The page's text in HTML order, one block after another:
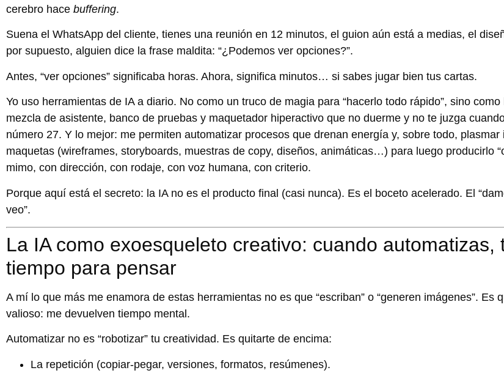
cerebro hace buffering.
Suena el WhatsApp del cliente, tienes una reunión en 12 minutos, el guion aún está a medias, el
por supuesto, alguien dice la frase maldita: “¿Podemos ver opciones?”.
Antes, “ver opciones” significaba horas. Ahora, significa minutos… si sabes jugar bien tus cartas.
Yo uso herramientas de IA a diario. No como un truco de magia para “hacerlo todo rápido”, sino
mezcla de asistente, banco de pruebas y maquetador hiperactivo que no duerme y no te juzga
número 27. Y lo mejor: me permiten automatizar procesos que drenan energía y, sobre todo, plasmar
maquetas (wireframes, storyboards, muestras de copy, diseños, animáticas…) para luego producirlo
mimo, con dirección, con rodaje, con voz humana, con criterio.
Porque aquí está el secreto: la IA no es el producto final (casi nunca). Es el boceto acelerado. El
veo”.
La IA como exoesqueleto creativo: cuando automatizas,
tiempo para pensar
A mí lo que más me enamora de estas herramientas no es que “escriban” o “generen imágenes”. Es
valioso: me devuelven tiempo mental.
Automatizar no es “robotizar” tu creatividad. Es quitarte de encima:
La repetición (copiar-pegar, versiones, formatos, resúmenes).